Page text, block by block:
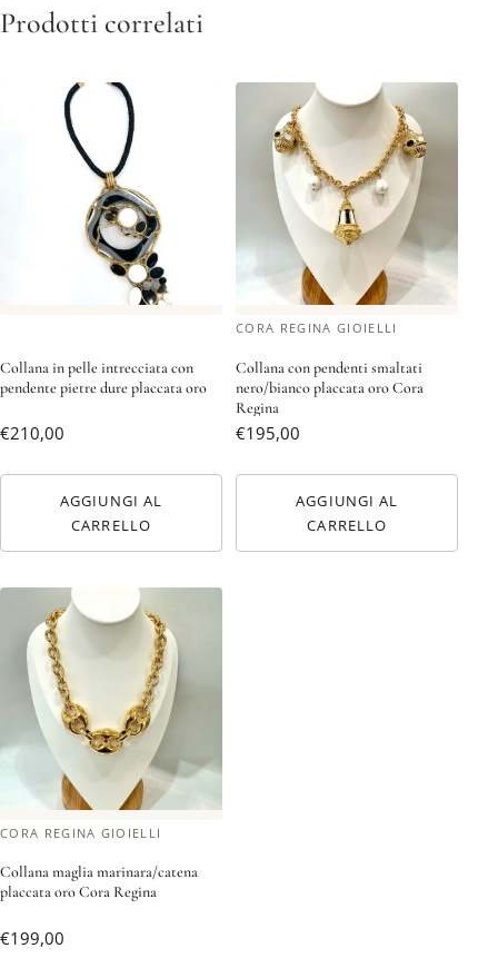
Prodotti correlati
Collana in pelle intrecciata con
pendente pietre dure placcata oro
€210,00
AGGIUNGI AL
CARRELLO
CORA REGINA GIOIELLI
Collana con pendenti smaltati
nero/bianco placcata oro Cora
Regina
€195,00
AGGIUNGI AL
CARRELLO
CORA REGINA GIOIELLI
Collana maglia marinara/catena
placcata oro Cora Regina
€199,00